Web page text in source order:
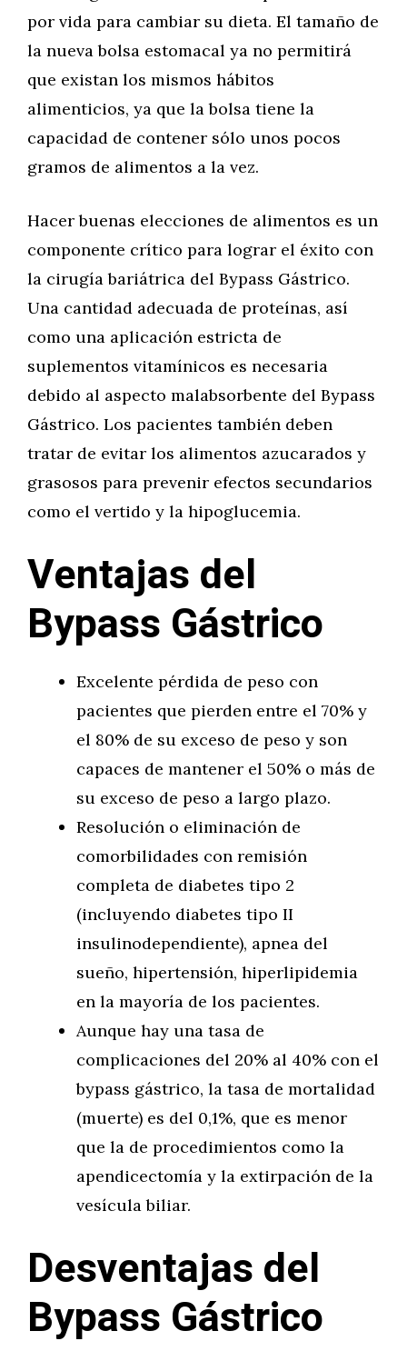
por vida para cambiar su dieta. El tamaño de
la nueva bolsa estomacal ya no permitirá
que existan los mismos hábitos
alimenticios, ya que la bolsa tiene la
capacidad de contener sólo unos pocos
gramos de alimentos a la vez.
Hacer buenas elecciones de alimentos es un
componente crítico para lograr el éxito con
la cirugía bariátrica del Bypass Gástrico.
Una cantidad adecuada de proteínas, así
como una aplicación estricta de
suplementos vitamínicos es necesaria
debido al aspecto malabsorbente del Bypass
Gástrico. Los pacientes también deben
tratar de evitar los alimentos azucarados y
grasosos para prevenir efectos secundarios
como el vertido y la hipoglucemia.
Ventajas del
Bypass Gástrico
Excelente pérdida de peso con
pacientes que pierden entre el 70% y
el 80% de su exceso de peso y son
capaces de mantener el 50% o más de
su exceso de peso a largo plazo.
Resolución o eliminación de
comorbilidades con remisión
completa de diabetes tipo 2
(incluyendo diabetes tipo II
insulinodependiente), apnea del
sueño, hipertensión, hiperlipidemia
en la mayoría de los pacientes.
Aunque hay una tasa de
complicaciones del 20% al 40% con el
bypass gástrico, la tasa de mortalidad
(muerte) es del 0,1%, que es menor
que la de procedimientos como la
apendicectomía y la extirpación de la
vesícula biliar.
Desventajas del
Bypass Gástrico